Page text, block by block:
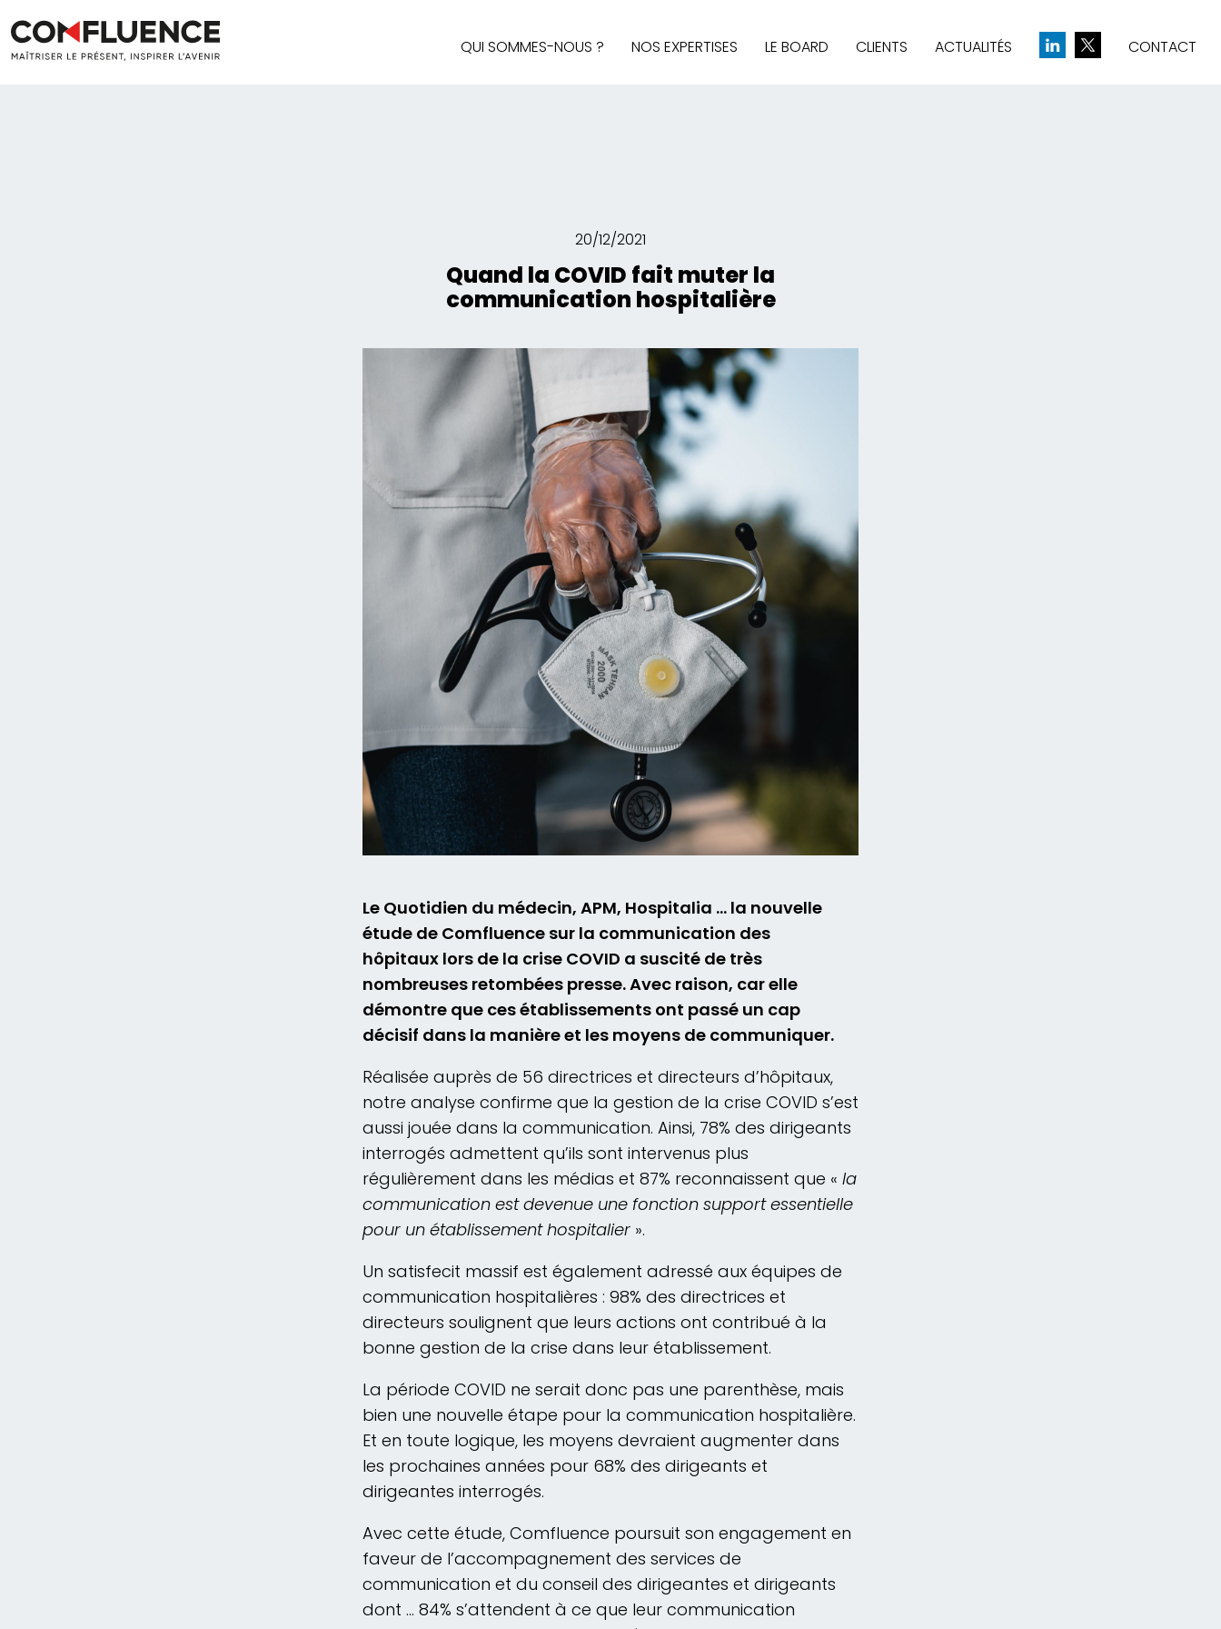
QUI SOMMES-NOUS ?
NOS EXPERTISES
LE BOARD CLIENTS ACTUALITÉS CONTACT
20/12/2021
Quand la COVID fait muter la
communication hospitalière
Le Quotidien du médecin, APM, Hospitalia … la nouvelle
étude de Comfluence sur la communication des
hôpitaux lors de la crise COVID a suscité de très
nombreuses retombées presse. Avec raison, car elle
démontre que ces établissements ont passé un cap
décisif dans la manière et les moyens de communiquer.
Réalisée auprès de 56 directrices et directeurs d’hôpitaux,
notre analyse confirme que la gestion de la crise COVID s’est
aussi jouée dans la communication. Ainsi, 78% des dirigeants
interrogés admettent qu’ils sont intervenus plus
régulièrement dans les médias et 87% reconnaissent que « la
communication est devenue une fonction support essentielle
pour un établissement hospitalier ».
Un satisfecit massif est également adressé aux équipes de
communication hospitalières : 98% des directrices et
directeurs soulignent que leurs actions ont contribué à la
bonne gestion de la crise dans leur établissement.
La période COVID ne serait donc pas une parenthèse, mais
bien une nouvelle étape pour la communication hospitalière.
Et en toute logique, les moyens devraient augmenter dans
les prochaines années pour 68% des dirigeants et
dirigeantes interrogés.
Avec cette étude, Comfluence poursuit son engagement en
faveur de l’accompagnement des services de
communication et du conseil des dirigeantes et dirigeants
dont … 84% s’attendent à ce que leur communication